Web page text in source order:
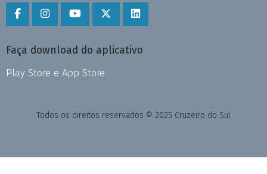
Faça download do aplicativo
Play Store e App Store
Todos os direitos reservados © 2025 Cruzeiro do Sul